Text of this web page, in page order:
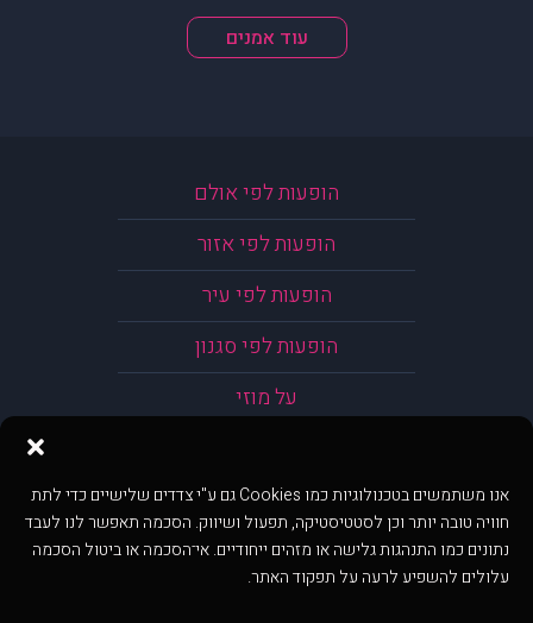
אנו משתמשים בטכנולוגיות כמו Cookies גם ע"י צדדים שלישיים כדי לתת
חוויה טובה יותר וכן לסטטיסטיקה, תפעול ושיווק. הסכמה תאפשר לנו לעבד
נתונים כמו התנהגות גלישה או מזהים ייחודיים. אי־הסכמה או ביטול הסכמה
עלולים להשפיע לרעה על תפקוד האתר.
עוד אמנים
הופעות לפי אולם
הופעות לפי אזור
הופעות לפי עיר
הופעות לפי סגנון
על מוזי